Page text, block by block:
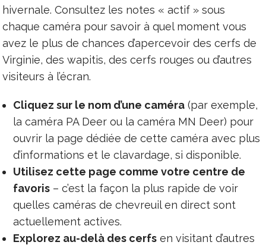
hivernale. Consultez les notes « actif » sous
chaque caméra pour savoir à quel moment vous
avez le plus de chances d’apercevoir des cerfs de
Virginie, des wapitis, des cerfs rouges ou d’autres
visiteurs à l’écran.
Cliquez sur le nom d’une caméra(par exemple,
la caméra PA Deer ou la caméra MN Deer) pour
ouvrir la page dédiée de cette caméra avec plus
d’informations et le clavardage, si disponible.
Utilisez cette page comme votre centre de
favoris– c’est la façon la plus rapide de voir
quelles caméras de chevreuil en direct sont
actuellement actives.
Explorez au-delà des cerfsen visitant d’autres